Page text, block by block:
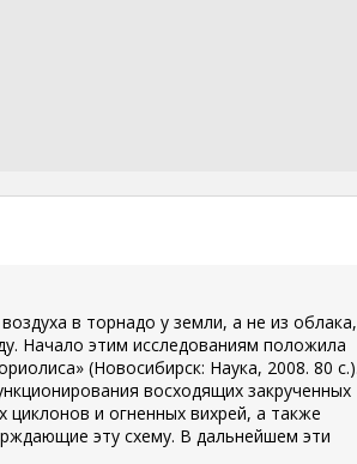
в торнадо у земли, а не из облака,
Начало этим исследованиям положила
(Новосибирск: Наука, 2008. 80
восходящих закрученных
и огненных вихрей, а также
эту схему. В дальнейшем эти